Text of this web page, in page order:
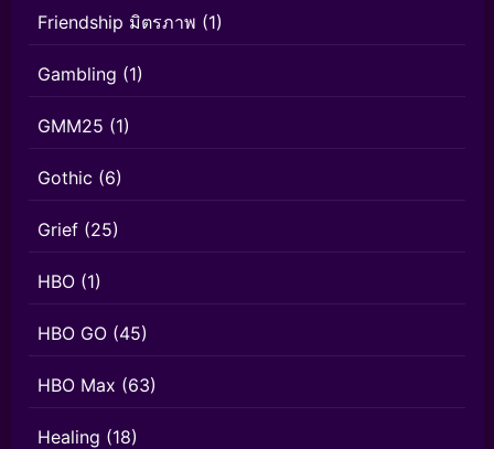
Friendship มิตรภาพ (1)
Gambling (1)
GMM25 (1)
Gothic (6)
Grief (25)
HBO (1)
HBO GO (45)
HBO Max (63)
Healing (18)